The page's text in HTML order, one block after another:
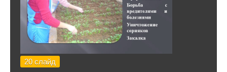
20 слайд